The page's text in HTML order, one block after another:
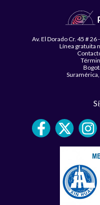
Av. El Dorado Cr. 45 #
Línea gratuita